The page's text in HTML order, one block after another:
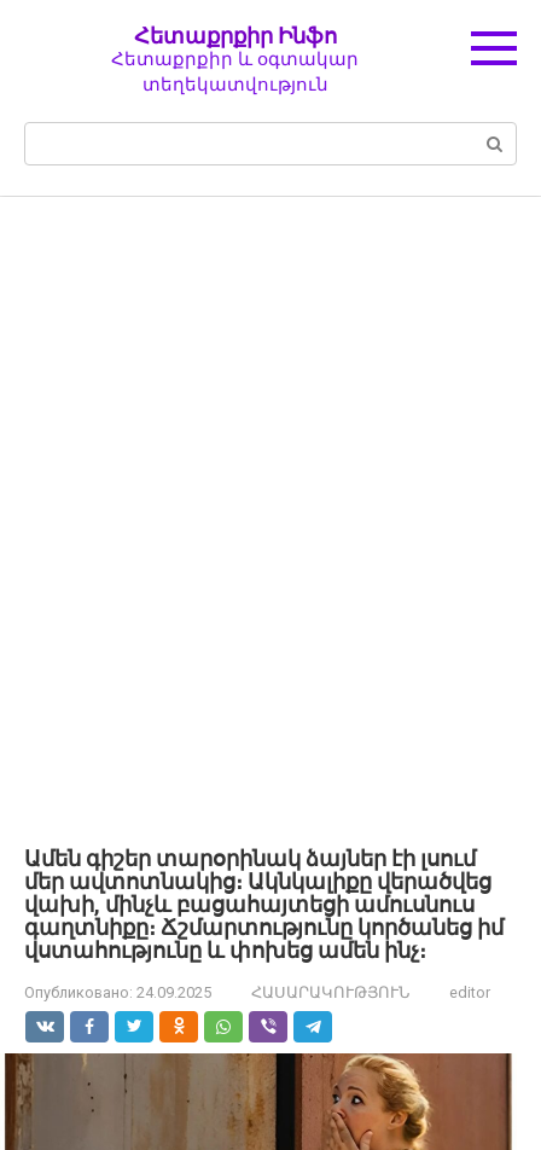
Հետաքրքիր Ինֆո
Հետաքրքիր և օգտակար
տեղեկատվություն
Ամեն գիշեր տարօրինակ ձայներ էի լսում
մեր ավտոտնակից։ Ակնկալիքը վերածվեց
վախի, մինչև բացահայտեցի ամուսնուս
գաղտնիքը։ Ճշմարտությունը կործանեց իմ
վստահությունը և փոխեց ամեն ինչ։
Опубликовано: 24.09.2025 ՀԱՍԱՐԱԿՈՒԹՅՈՒՆ editor